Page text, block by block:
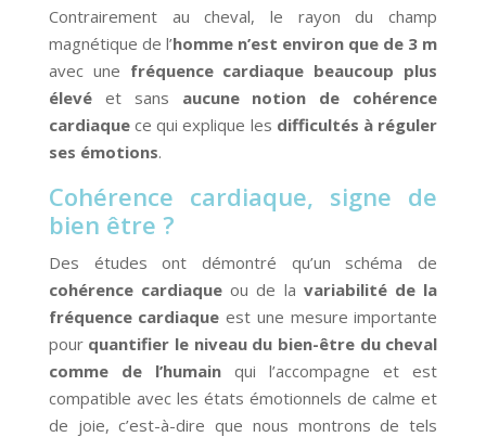
Contrairement au cheval, le rayon du champ
magnétique de l’homme n’est environ que de 3 m
avec une fréquence cardiaque beaucoup plus
élevéet sans aucune notion de cohérence
cardiaquece qui explique les difficultés à réguler
ses émotions.
Cohérence cardiaque, signe de
bien être ?
Des études ont démontré qu’un schéma de
cohérence cardiaque ou de la variabilité de la
fréquence cardiaque est une mesure importante
pour quantifier le niveau du bien-être du cheval
comme de l’humainqui l’accompagne et est
compatible avec les états émotionnels de calme et
de joie, c’est-à-dire que nous montrons de tels